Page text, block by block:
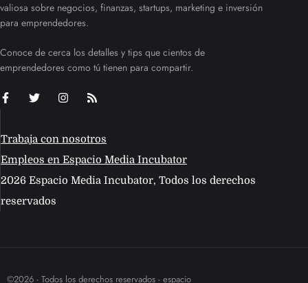
valiosa sobre negocios, finanzas, startups, marketing e inversión
para emprendedores.
Conoce de cerca los detalles y tips que cientos de
emprendedores como tú tienen para compartir.
Trabaja con nosotros
Empleos en Espacio Media Incubator
2026 Espacio Media Incubator, Todos los derechos
reservados
©2026 - Todos los derechos reservados - espacio